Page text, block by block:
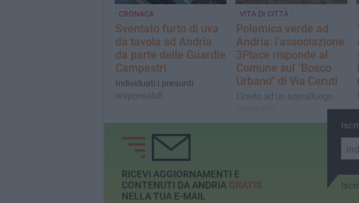
CRONACA
Sventato furto di uva
da tavola ad Andria
da parte delle Guardie
Campestri
Individuati i presunti
responsabili
VITA DI CITTÀ
Polemica verde ad
Andria: l'associazione
3Place risponde al
Comune sul "Bosco
Urbano" di Via Ceruti
L'invito ad un sopralluogo
RICEVI AGGIORNAMENTI E
CONTENUTI DA ANDRIA GRATIS
NELLA TUA E-MAIL